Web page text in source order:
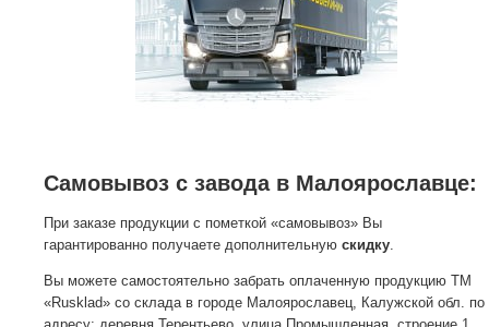
Самовывоз с завода в Малоярославце:
При заказе продукции с пометкой «самовывоз» Вы
гарантированно получаете дополнительную скидку
Вы можете самостоятельно забрать оплаченную продукцию ТМ
«Rusklad» со склада в городе Малоярославец, Калужской обл. по
адресу: деревня Терентьево, улица Промышленная, строение 1.